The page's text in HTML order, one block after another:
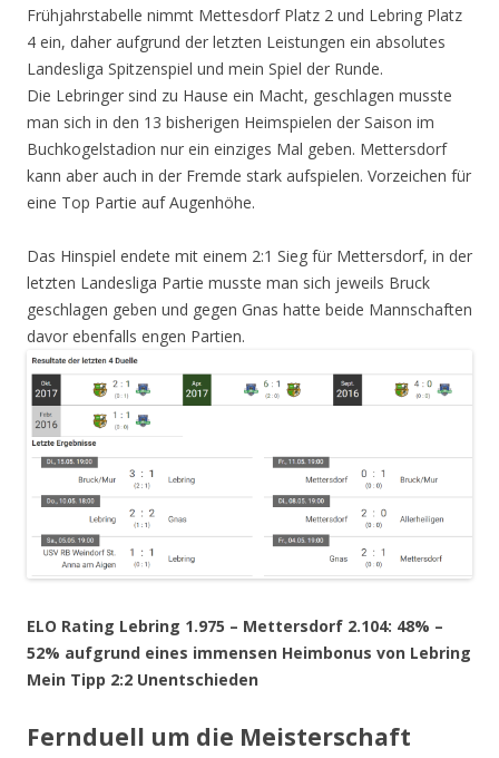
Frühjahrstabelle nimmt Mettesdorf Platz 2 und Lebring Platz
4 ein, daher aufgrund der letzten Leistungen ein absolutes
Landesliga Spitzenspiel und mein Spiel der Runde.
Die Lebringer sind zu Hause ein Macht, geschlagen musste
man sich in den 13 bisherigen Heimspielen der Saison im
Buchkogelstadion nur ein einziges Mal geben. Mettersdorf
kann aber auch in der Fremde stark aufspielen. Vorzeichen für
eine Top Partie auf Augenhöhe.
Das Hinspiel endete mit einem 2:1 Sieg für Mettersdorf, in der
letzten Landesliga Partie musste man sich jeweils Bruck
geschlagen geben und gegen Gnas hatte beide Mannschaften
davor ebenfalls engen Partien.
ELO Rating Lebring 1.975 – Mettersdorf 2.104: 48% –
52% aufgrund eines immensen Heimbonus von Lebring
Mein Tipp 2:2 Unentschieden
Fernduell um die Meisterschaft